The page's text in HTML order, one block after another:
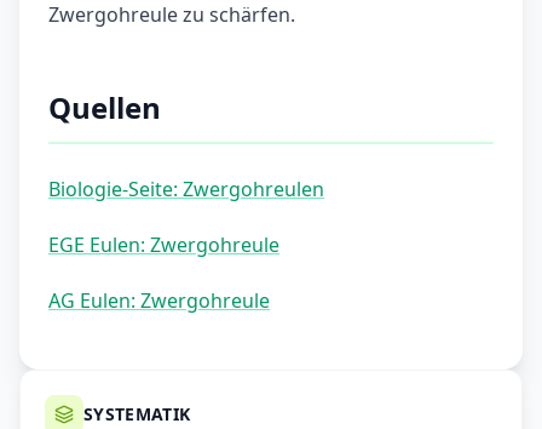
Zwergohreule zu schärfen.
Quellen
Biologie-Seite: Zwergohreulen
EGE Eulen: Zwergohreule
AG Eulen: Zwergohreule
SYSTEMATIK